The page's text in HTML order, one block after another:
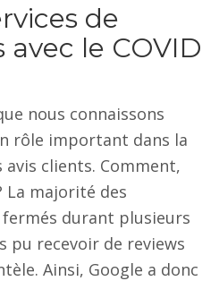
de
avec le COVID
nous connaissons
rôle important dans la
clients. Comment,
La majorité des
durant plusieurs
pu recevoir de reviews
Ainsi, Google a donc